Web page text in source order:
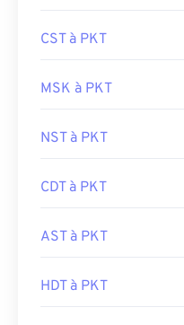
CST à PKT
MSK à PKT
NST à PKT
CDT à PKT
AST à PKT
HDT à PKT